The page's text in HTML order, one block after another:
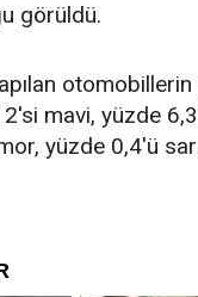
görüldü.
mavi, yüzde
yüzde 0,4'ü